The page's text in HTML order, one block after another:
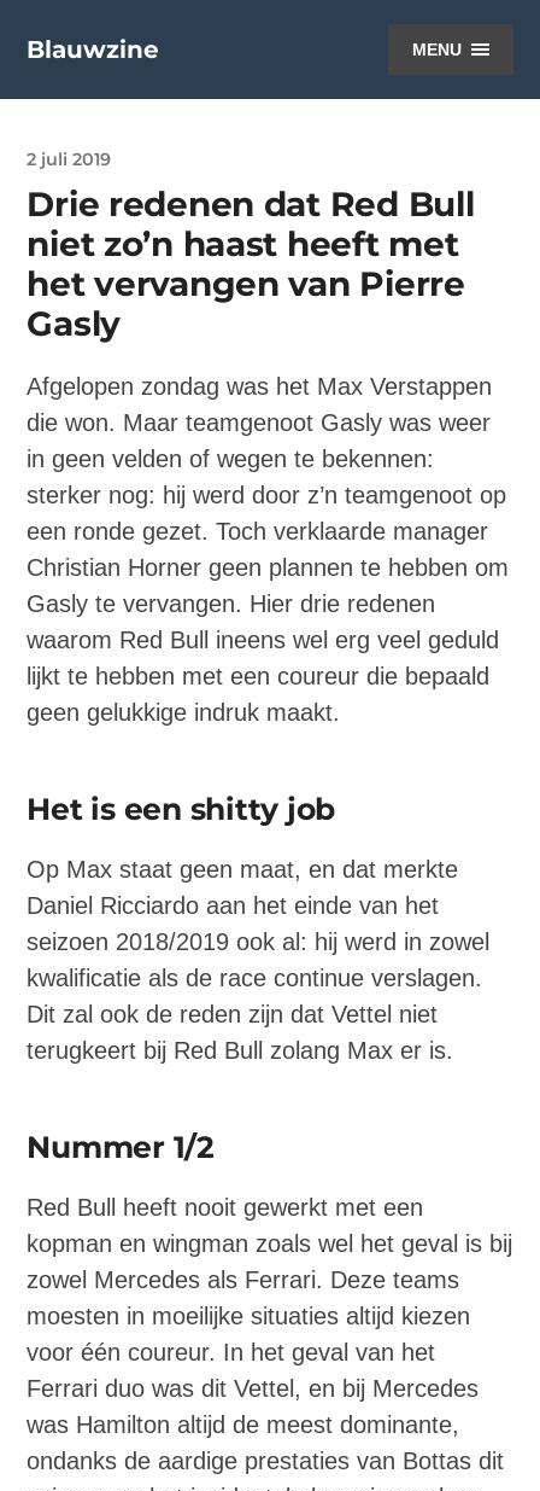
Blauwzine MENU
2 juli 2019
Drie redenen dat Red Bull
niet zo’n haast heeft met
het vervangen van Pierre
Gasly
Afgelopen zondag was het Max Verstappen
die won. Maar teamgenoot Gasly was weer
in geen velden of wegen te bekennen:
sterker nog: hij werd door z’n teamgenoot op
een ronde gezet. Toch verklaarde manager
Christian Horner geen plannen te hebben om
Gasly te vervangen. Hier drie redenen
waarom Red Bull ineens wel erg veel geduld
lijkt te hebben met een coureur die bepaald
geen gelukkige indruk maakt.
Het is een shitty job
Op Max staat geen maat, en dat merkte
Daniel Ricciardo aan het einde van het
seizoen 2018/2019 ook al: hij werd in zowel
kwalificatie als de race continue verslagen.
Dit zal ook de reden zijn dat Vettel niet
terugkeert bij Red Bull zolang Max er is.
Nummer 1/2
Red Bull heeft nooit gewerkt met een
kopman en wingman zoals wel het geval is bij
zowel Mercedes als Ferrari. Deze teams
moesten in moeilijke situaties altijd kiezen
voor één coureur. In het geval van het
Ferrari duo was dit Vettel, en bij Mercedes
was Hamilton altijd de meest dominante,
ondanks de aardige prestaties van Bottas dit